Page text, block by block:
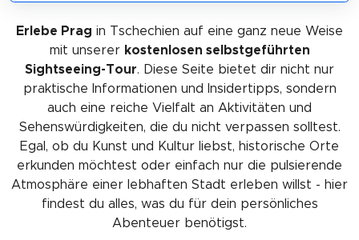
Erlebe Prag in Tschechien auf eine ganz neue Weise
mit unserer kostenlosen selbstgeführten
Sightseeing-Tour. Diese Seite bietet dir nicht nur
praktische Informationen und Insidertipps, sondern
auch eine reiche Vielfalt an Aktivitäten und
Sehenswürdigkeiten, die du nicht verpassen solltest.
Egal, ob du Kunst und Kultur liebst, historische Orte
erkunden möchtest oder einfach nur die pulsierende
Atmosphäre einer lebhaften Stadt erleben willst - hier
findest du alles, was du für dein persönliches
Abenteuer benötigst.